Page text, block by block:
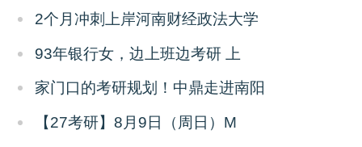
2个月冲刺上岸河南财经政法大学
93年银行女，边上班边考研 上
家门口的考研规划！中鼎走进南阳
【27考研】8月9日（周日）M